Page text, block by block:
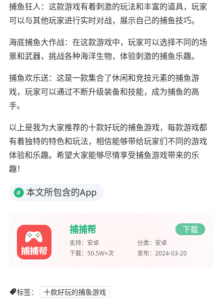
捕鱼狂人：这款游戏有着刺激的玩法和丰富的道具，玩家
可以与其他玩家进行实时对战，展示自己的捕鱼技巧。
海底捕鱼大作战：在这款游戏中，玩家可以选择不同的场
景和武器，挑战各种海洋生物，体验刺激的捕鱼乐趣。
捕鱼欢乐送：这是一款集合了休闲和竞技元素的捕鱼游
戏，玩家可以通过不断升级装备和技能，成为捕鱼的高
手。
以上是我为大家推荐的十款好玩的捕鱼游戏，每款游戏都
有着独特的特色和玩法，相信能够带给玩家们不同的游戏
体验和乐趣。希望大家能够尽情享受捕鱼游戏带来的乐
趣！
# 本文所包含的App
捕捕帮 下载
支持： 安卓 分类： 安卓
下载： 50.5W+次 发布： 2024-03-20
标签： 十款好玩的捕鱼游戏